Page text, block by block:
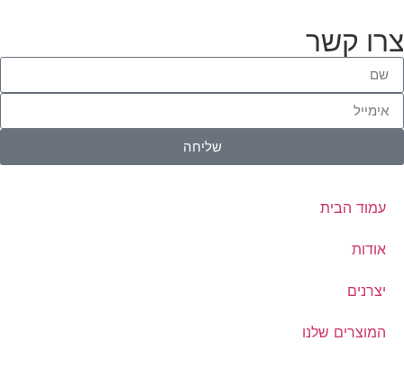
צרו קשר
שליחה
עמוד הבית
אודות
יצרנים
המוצרים שלנו